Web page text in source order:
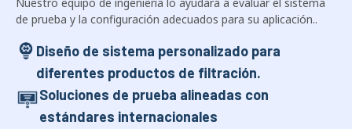
de prueba y la configuración adecuados para su aplicación..
Diseño de sistema personalizado para
diferentes productos de filtración.
Soluciones de prueba alineadas con
estándares internacionales